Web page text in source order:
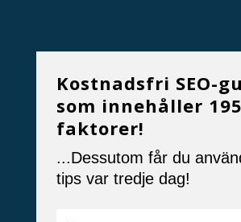
Kostnadsfri SEO-
som innehåller 195
faktorer!
...Dessutom får du
tips var tredje dag!